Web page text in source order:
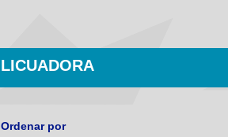
LICUADORA
Ordenar por